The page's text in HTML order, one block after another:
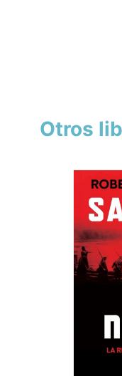
Otros